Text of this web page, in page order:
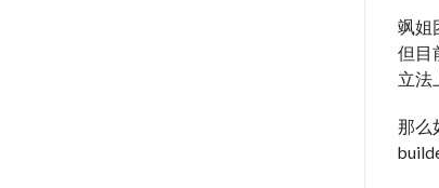
飒姐
但目
立法
那么